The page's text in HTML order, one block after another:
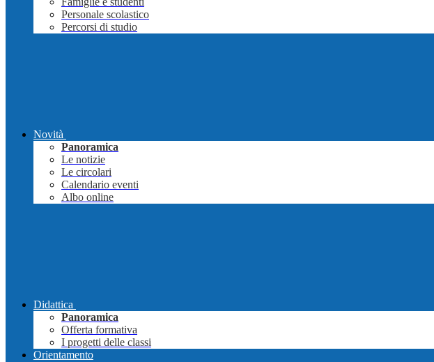
Personale scolastico
Percorsi di studio
Novità
Panoramica
Le notizie
Le circolari
Calendario eventi
Albo online
Didattica
Panoramica
Offerta formativa
I progetti delle classi
Orientamento